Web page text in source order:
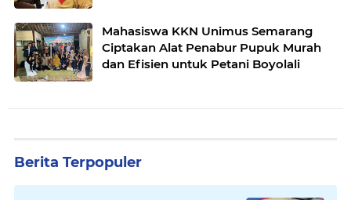
Mahasiswa KKN Unimus Semarang
Ciptakan Alat Penabur Pupuk Murah
dan Efisien untuk Petani Boyolali
Berita Terpopuler